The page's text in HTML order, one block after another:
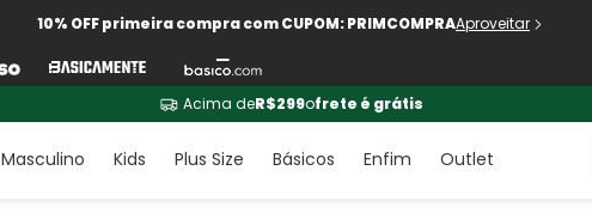
10% OFF primeira compra com CUPOM: PRIMCOMPRAAproveitar
Acima deR$299ofrete é grátis
Masculino Kids Plus Size Básicos Enfim Outlet